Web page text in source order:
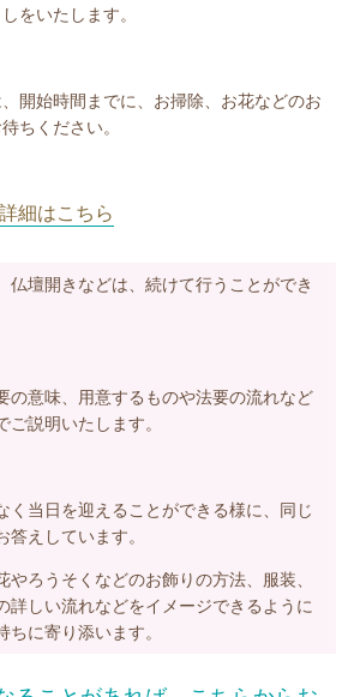
をいたします。
開始時間までに、お掃除、お花などのお
ちください。
細はこちら
仏壇開きなどは、続けて行うことができ
の意味、用意するものや法要の流れなど
ご説明いたします。
く当日を迎えることができる様に、同じ
えしています。
やろうそくなどのお飾りの方法、服装、
詳しい流れなどをイメージできるように
ちに寄り添います。